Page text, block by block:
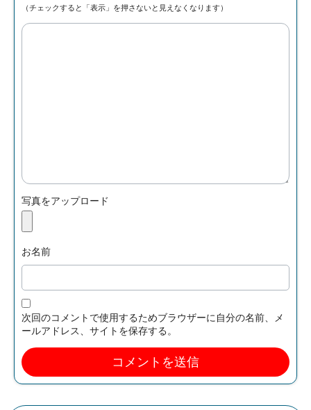
（チェックすると「表示」を押さないと見えなくなります）
写真をアップロード
お名前
次回のコメントで使用するためブラウザーに自分の名前、メ
ールアドレス、サイトを保存する。